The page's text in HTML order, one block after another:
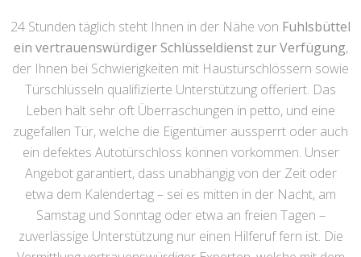
24 Stunden täglich steht Ihnen in der Nähe von Fuhlsbüttel
ein vertrauenswürdiger Schlüsseldienst zur Verfügung,
der Ihnen bei Schwierigkeiten mit Haustürschlössern sowie
Türschlüsseln qualifizierte Unterstützung offeriert. Das
Leben hält sehr oft Überraschungen in petto, und eine
zugefallen Tür, welche die Eigentümer aussperrt oder auch
ein defektes Autotürschloss können vorkommen. Unser
Angebot garantiert, dass unabhängig von der Zeit oder
etwa dem Kalendertag – sei es mitten in der Nacht, am
Samstag und Sonntag oder etwa an freien Tagen –
zuverlässige Unterstützung nur einen Hilferuf fern ist. Die